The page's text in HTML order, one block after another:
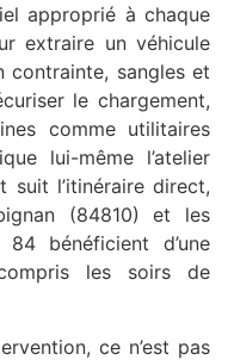
approprié à chaque
extraire un véhicule
contrainte, sangles et
le chargement,
comme utilitaires
lui-même l’atelier
suit l’itinéraire direct,
(84810) et les
bénéficient d’une
les soirs de
ce n’est pas